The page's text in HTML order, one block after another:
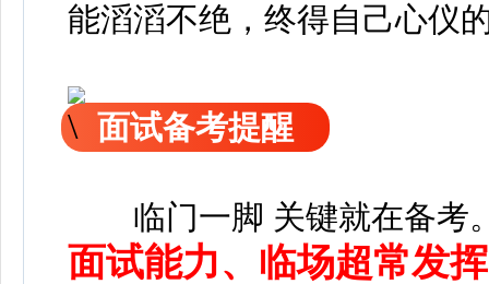
能滔滔不绝，终得自己心仪
面试备考提醒
临门一脚 关键就在备考
面试能力、临场超常发